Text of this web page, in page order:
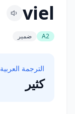
viel
A2 ضمير
الترجمة العربية
كثير